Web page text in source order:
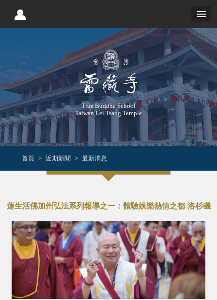
True Buddha School
Taiwan Lei Tsang Temple
首頁 近期新聞 最新消息
蓮生活佛加州弘法系列報導之一：體驗娛樂熱情之都-洛杉磯